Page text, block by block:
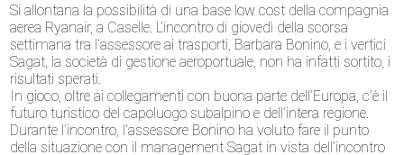
Si allontana la possibilità di una base low cost della compagnia
aerea Ryanair, a Caselle. L’incontro di giovedì della scorsa
settimana tra l’assessore ai trasporti, Barbara Bonino, e i vertici
Sagat, la società di gestione aeroportuale, non ha infatti sortito, i
risultati sperati.
In gioco, oltre ai collegamenti con buona parte dell’Europa, c’è il
futuro turistico del capoluogo subalpino e dell’intera regione.
Durante l’incontro, l’assessore Bonino ha voluto fare il punto
della situazione con il management Sagat in vista dell’incontro